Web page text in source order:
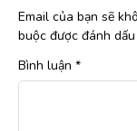
Email của bạn sẽ
buộc được đánh dấu
Bình luận *